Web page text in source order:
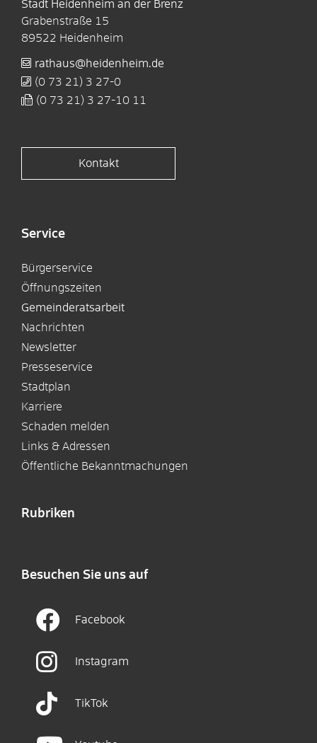
Stadt Heidenheim an der Brenz
Grabenstraße 15
89522 Heidenheim
rathaus@heidenheim.de
(0 73 21) 3 27-0
(0 73 21) 3 27-10 11
Kontakt
Service
Bürgerservice
Öffnungszeiten
Gemeinderatsarbeit
Nachrichten
Newsletter
Presseservice
Stadtplan
Karriere
Schaden melden
Links & Adressen
Öffentliche Bekanntmachungen
Rubriken
Besuchen Sie uns auf
Facebook
Instagram
TikTok